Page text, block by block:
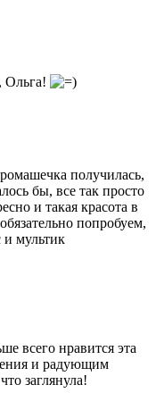
Ольга!
получилась,
бы, все так просто
и такая красота в
попробуем,
и мультик
всего нравится эта
и радующим
заглянула!